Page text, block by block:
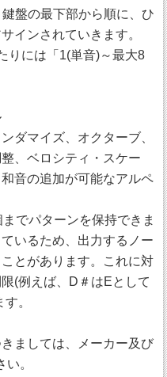
盤の最下部から順に、ひ
インされていきます。
りには「1(単音)～最大8
ダマイズ、オクターブ、
、ベロシティ・スケー
音の追加が可能なアルペ
でパターンを保持できま
いるため、出力するノー
とがあります。これに対
(例えば、D＃はEとして
。
ましては、メーカー及び
。